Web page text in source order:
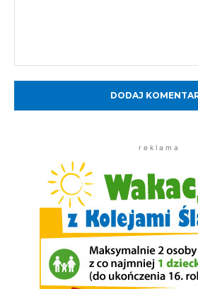
r e k l a m a